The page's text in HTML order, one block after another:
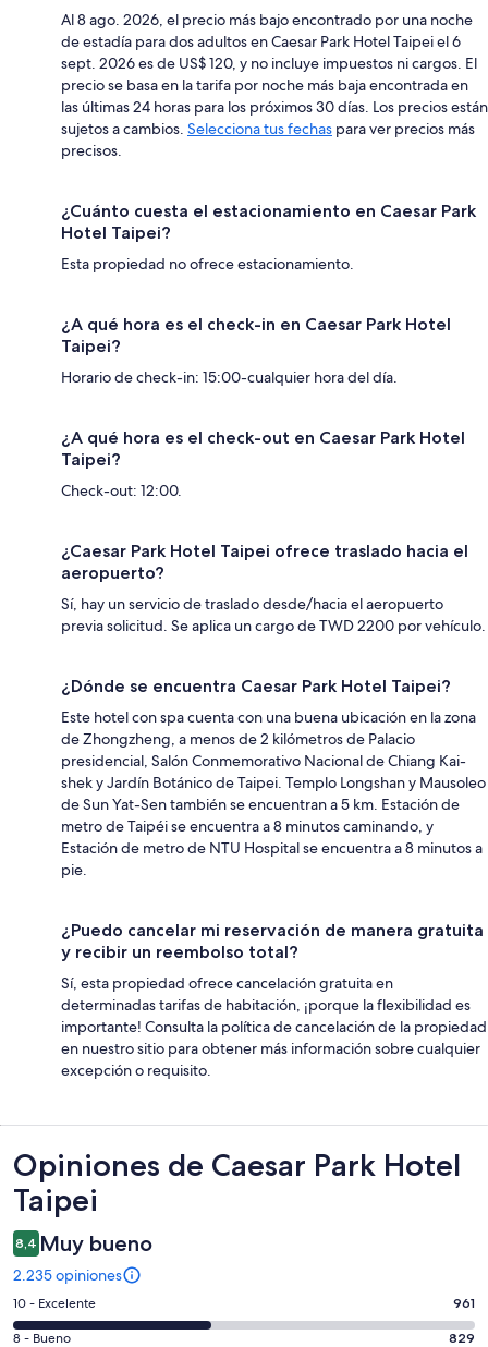
Al 8 ago. 2026, el precio más bajo encontrado por una noche
de estadía para dos adultos en Caesar Park Hotel Taipei el 6
sept. 2026 es de US$ 120, y no incluye impuestos ni cargos. El
precio se basa en la tarifa por noche más baja encontrada en
las últimas 24 horas para los próximos 30 días. Los precios están
sujetos a cambios. Selecciona tus fechas para ver precios más
precisos.
¿Cuánto cuesta el estacionamiento en Caesar Park
Hotel Taipei?
Esta propiedad no ofrece estacionamiento.
¿A qué hora es el check-in en Caesar Park Hotel
Taipei?
Horario de check-in: 15:00-cualquier hora del día.
¿A qué hora es el check-out en Caesar Park Hotel
Taipei?
Check-out: 12:00.
¿Caesar Park Hotel Taipei ofrece traslado hacia el
aeropuerto?
Sí, hay un servicio de traslado desde/hacia el aeropuerto
previa solicitud. Se aplica un cargo de TWD 2200 por vehículo.
¿Dónde se encuentra Caesar Park Hotel Taipei?
Este hotel con spa cuenta con una buena ubicación en la zona
de Zhongzheng, a menos de 2 kilómetros de Palacio
presidencial, Salón Conmemorativo Nacional de Chiang Kai-
shek y Jardín Botánico de Taipei. Templo Longshan y Mausoleo
de Sun Yat-Sen también se encuentran a 5 km. Estación de
metro de Taipéi se encuentra a 8 minutos caminando, y
Estación de metro de NTU Hospital se encuentra a 8 minutos a
pie.
¿Puedo cancelar mi reservación de manera gratuita
y recibir un reembolso total?
Sí, esta propiedad ofrece cancelación gratuita en
determinadas tarifas de habitación, ¡porque la flexibilidad es
importante! Consulta la política de cancelación de la propiedad
en nuestro sitio para obtener más información sobre cualquier
excepción o requisito.
Opiniones
Opiniones de Caesar Park Hotel
Taipei
8,4 Muy bueno
2.235 opiniones
Evaluación:
10
10 - Excelente 961
Evaluación:
8 - Bueno 829